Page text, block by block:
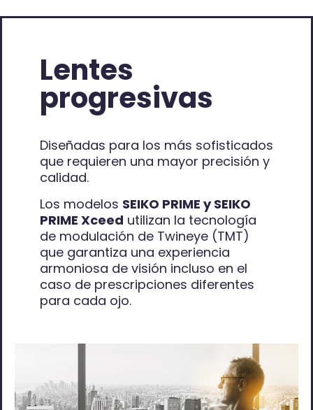
Lentes
progresivas
Diseñadas para los más sofisticados
que requieren una mayor precisión y
calidad.
Los modelos SEIKO PRIME y SEIKO
PRIME Xceed utilizan la tecnología
de modulación de Twineye (TMT)
que garantiza una experiencia
armoniosa de visión incluso en el
caso de prescripciones diferentes
para cada ojo.